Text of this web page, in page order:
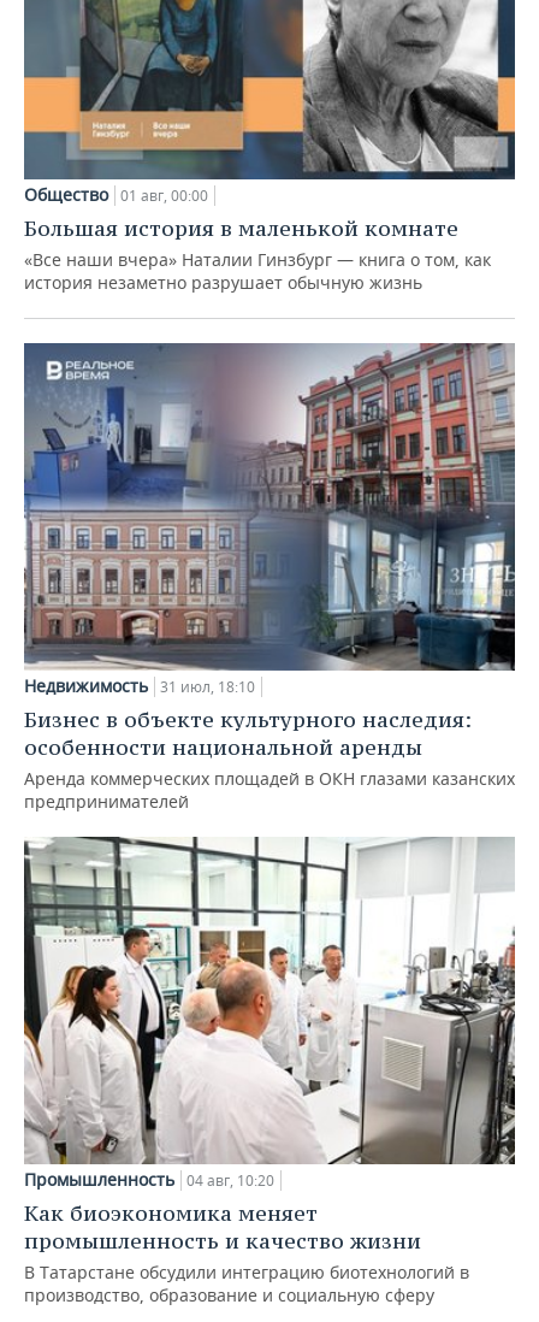
Общество 01 авг, 00:00
Большая история в маленькой комнате
«Все наши вчера» Наталии Гинзбург — книга о том, как
история незаметно разрушает обычную жизнь
Недвижимость 31 июл, 18:10
Бизнес в объекте культурного наследия:
особенности национальной аренды
Аренда коммерческих площадей в ОКН глазами казанских
предпринимателей
Промышленность 04 авг, 10:20
Как биоэкономика меняет
промышленность и качество жизни
В Татарстане обсудили интеграцию биотехнологий в
производство, образование и социальную сферу